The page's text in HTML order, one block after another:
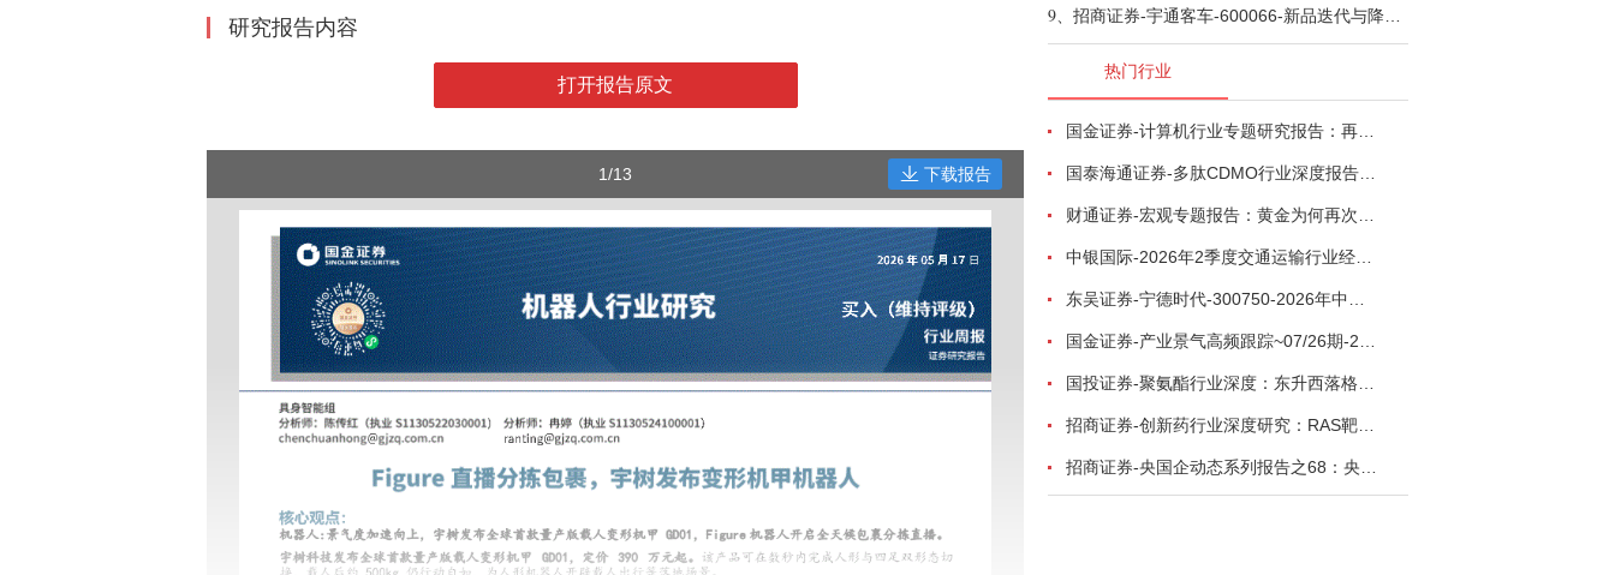
研究报告内容
打开报告原文
1/13 下载报告
9、
热门行业